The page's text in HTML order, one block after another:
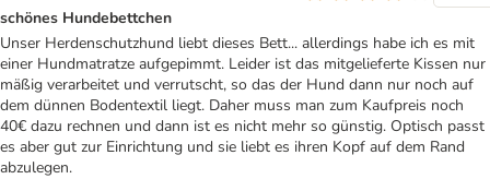
schönes Hundebettchen
Unser Herdenschutzhund liebt dieses Bett... allerdings habe ich es mit
einer Hundmatratze aufgepimmt. Leider ist das mitgelieferte Kissen nur
mäßig verarbeitet und verrutscht, so das der Hund dann nur noch auf
dem dünnen Bodentextil liegt. Daher muss man zum Kaufpreis noch
40€ dazu rechnen und dann ist es nicht mehr so günstig. Optisch passt
es aber gut zur Einrichtung und sie liebt es ihren Kopf auf dem Rand
abzulegen.